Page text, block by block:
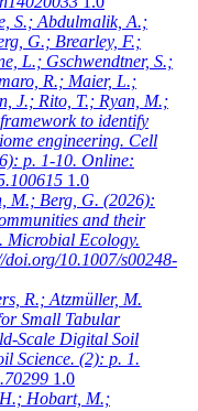
S.; Abdulmalik, A.;
G.; Brearley, F.;
L.; Gschwendtner, S.;
R.; Maier, L.;
J.; Rito, T.; Ryan, M.;
to identify
engineering. Cell
p. 1-10. Online:
1.0
M.; Berg, G. (2026):
and their
Microbial Ecology.
10.1007/s00248-
R.; Atzmüller, M.
Small Tabular
Scale Digital Soil
Science. (2): p. 1.
1.0
H.; Hobart, M.;